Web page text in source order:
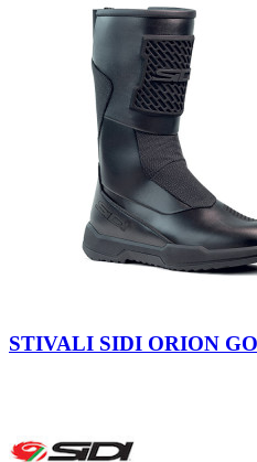
STIVALI SIDI ORION